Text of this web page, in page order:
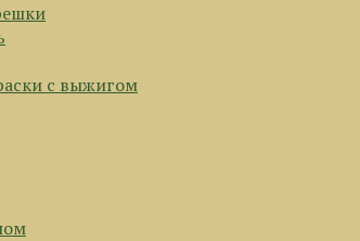
с выжигом